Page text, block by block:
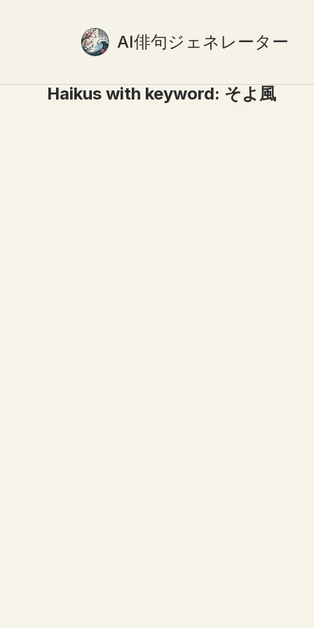
AI俳句ジェネレーター
Haikus with keyword: そよ風